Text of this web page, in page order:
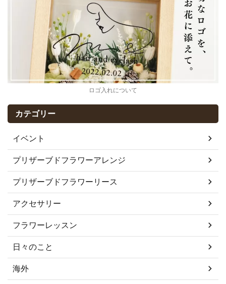
ロゴ入れについて
カテゴリー
イベント
プリザーブドフラワーアレンジ
プリザーブドフラワーリース
アクセサリー
フラワーレッスン
日々のこと
海外